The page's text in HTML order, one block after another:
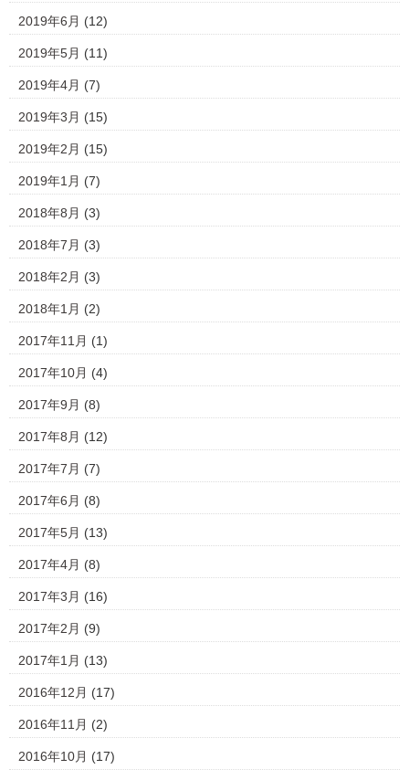
2019年6月 (12)
2019年5月 (11)
2019年4月 (7)
2019年3月 (15)
2019年2月 (15)
2019年1月 (7)
2018年8月 (3)
2018年7月 (3)
2018年2月 (3)
2018年1月 (2)
2017年11月 (1)
2017年10月 (4)
2017年9月 (8)
2017年8月 (12)
2017年7月 (7)
2017年6月 (8)
2017年5月 (13)
2017年4月 (8)
2017年3月 (16)
2017年2月 (9)
2017年1月 (13)
2016年12月 (17)
2016年11月 (2)
2016年10月 (17)